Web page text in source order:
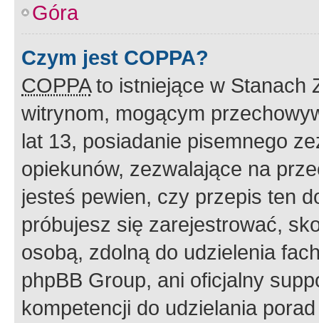
Góra
Czym jest COPPA?
COPPAto istniejące w Stanach
witrynom, mogącym
lat 13, posiadanie pisemnego
opiekunów, zezwalające na
jesteś pewien, czy przepis ten
próbujesz się zarejestrować,
osobą, zdolną do udzielenia
phpBB Group, ani oficjalny
kompetencji do udzielania